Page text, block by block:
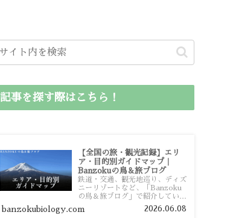
記事を探す際はこちら！
【全国の旅・観光記録】エリ
ア・目的別ガイドマップ｜
Banzokuの鳥＆旅ブログ
鉄道・交通、観光地巡り、ディズ
ニーリゾートなど、「Banzoku
の鳥＆旅ブログ」で紹介している
全国の旅行・観光記録をエリアや
目的別に整理しました。あなたが
banzokubiology.com 2026.06.08